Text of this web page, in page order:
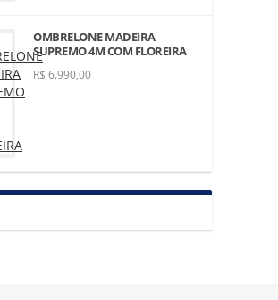
OMBRELONE MADEIRA
SUPREMO 4M COM FLOREIRA
R$ 6.990,00